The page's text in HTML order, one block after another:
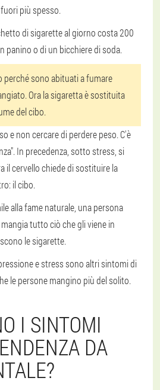
più spesso.
di sigarette al giorno costa 200
panino o di un bicchiere di soda.
perché sono abituati a fumare
Ora la sigaretta è sostituita
del cibo.
e non cercare di perdere peso. C'è
In precedenza, sotto stress, si
il cervello chiede di sostituire la
il cibo.
alla fame naturale, una persona
tutto ciò che gli viene in
le sigarette.
e stress sono altri sintomi di
le persone mangino più del solito.
I SINTOMI
DA